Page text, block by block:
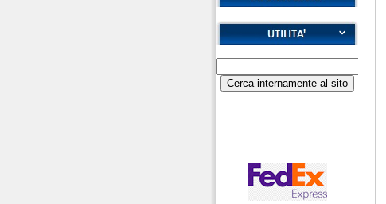
Cookies
Diritto di recesso
Informativa sulla privacy
Alfabeto Fonetico ICAO
Calcolatore
attenuazione cavi
Connessioni
microfoniche